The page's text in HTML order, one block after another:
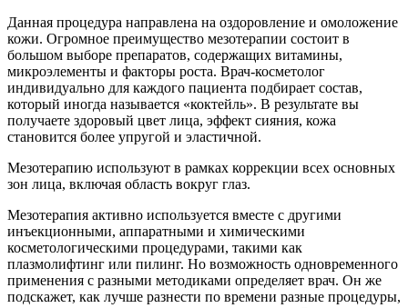
Данная процедура направлена на оздоровление и омоложение
кожи. Огромное преимущество мезотерапии состоит в
большом выборе препаратов, содержащих витамины,
микроэлементы и факторы роста. Врач-косметолог
индивидуально для каждого пациента подбирает состав,
который иногда называется «коктейль». В результате вы
получаете здоровый цвет лица, эффект сияния, кожа
становится более упругой и эластичной.
Мезотерапию используют в рамках коррекции всех основных
зон лица, включая область вокруг глаз.
Мезотерапия активно используется вместе с другими
инъекционными, аппаратными и химическими
косметологическими процедурами, такими как
плазмолифтинг или пилинг. Но возможность одновременного
применения с разными методиками определяет врач. Он же
подскажет, как лучше разнести по времени разные процедуры,